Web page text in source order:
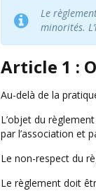
Le
minorités.
Article 1 :
Au-delà de la
L’objet du
par l’association et
Le non-respect du
Le règlement doit